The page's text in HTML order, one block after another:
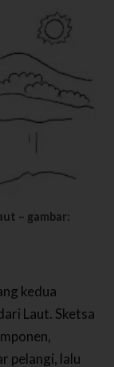
– gambar:
kedua
Laut. Sketsa
pelangi, lalu